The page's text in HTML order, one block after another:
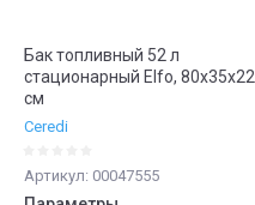
Бак топливный 52 л
стационарный Elfo, 80х35х22
см
Ceredi
Артикул: 00047555